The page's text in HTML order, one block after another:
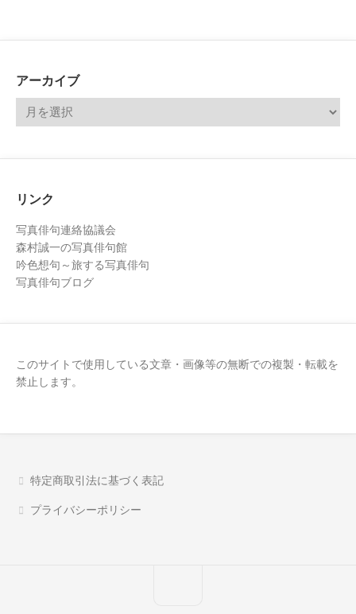
アーカイブ
リンク
写真俳句連絡協議会
森村誠一の写真俳句館
吟色想句～旅する写真俳句
写真俳句ブログ
このサイトで使用している文章・画像等の無断での複製・転載を
禁止します。
特定商取引法に基づく表記
プライバシーポリシー